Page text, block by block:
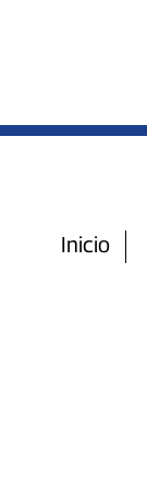
Inicio